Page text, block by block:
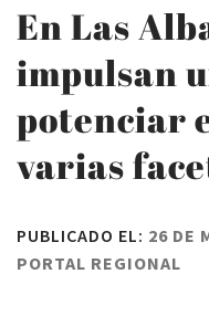
En Las
impulsan
potenciar
varias
PUBLICADO EL: 26 DE
PORTAL REGIONAL